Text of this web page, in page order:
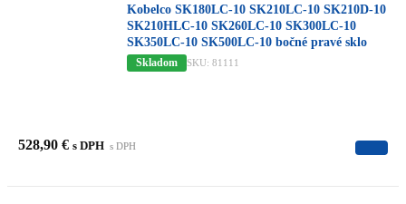
Kobelco SK180LC-10 SK210LC-10 SK210D-10
SK210HLC-10 SK260LC-10 SK300LC-10
SK350LC-10 SK500LC-10 bočné pravé sklo
Skladom SKU: 81111
528,90 € s DPH s DPH